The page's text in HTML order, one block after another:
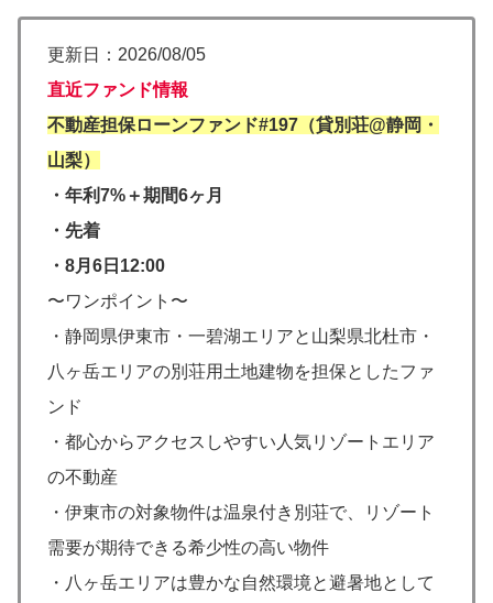
更新日：2026/08/05
直近ファンド情報
不動産担保ローンファンド#197（貸別荘@静岡・
山梨）
・年利7%＋期間6ヶ月
・先着
・8月6日12:00
〜ワンポイント〜
・静岡県伊東市・一碧湖エリアと山梨県北杜市・
八ヶ岳エリアの別荘用土地建物を担保としたファ
ンド
・都心からアクセスしやすい人気リゾートエリア
の不動産
・伊東市の対象物件は温泉付き別荘で、リゾート
需要が期待できる希少性の高い物件
・八ヶ岳エリアは豊かな自然環境と避暑地として